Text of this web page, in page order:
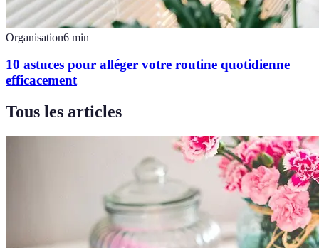
Organisation6 min
10 astuces pour alléger votre routine quotidienne
efficacement
Tous les articles